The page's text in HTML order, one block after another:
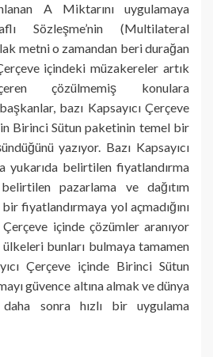
A Miktarını uygulamaya
Sözleşme’nin (Multilateral
metni o zamandan beri durağan
içindeki müzakereler artık
çözülmemiş konulara
bazı Kapsayıcı Çerçeve
Birinci Sütun paketinin temel bir
yazıyor. Bazı Kapsayıcı
yukarıda belirtilen fiyatlandırma
pazarlama ve dağıtım
fiyatlandırmaya yol açmadığını
Çerçeve içinde çözümler aranıyor
ülkeleri bunları bulmaya tamamen
Çerçeve içinde Birinci Sütun
güvence altına almak ve dünya
daha sonra hızlı bir uygulama